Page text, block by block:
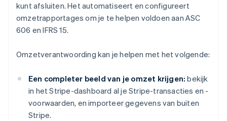
kunt afsluiten. Het automatiseert en configureert
omzetrapportages om je te helpen voldoen aan ASC
606 en IFRS 15.
Omzetverantwoording kan je helpen met het volgende:
Een completer beeld van je omzet krijgen: bekijk
in het Stripe-dashboard al je Stripe-transacties en -
voorwaarden, en importeer gegevens van buiten
Stripe.